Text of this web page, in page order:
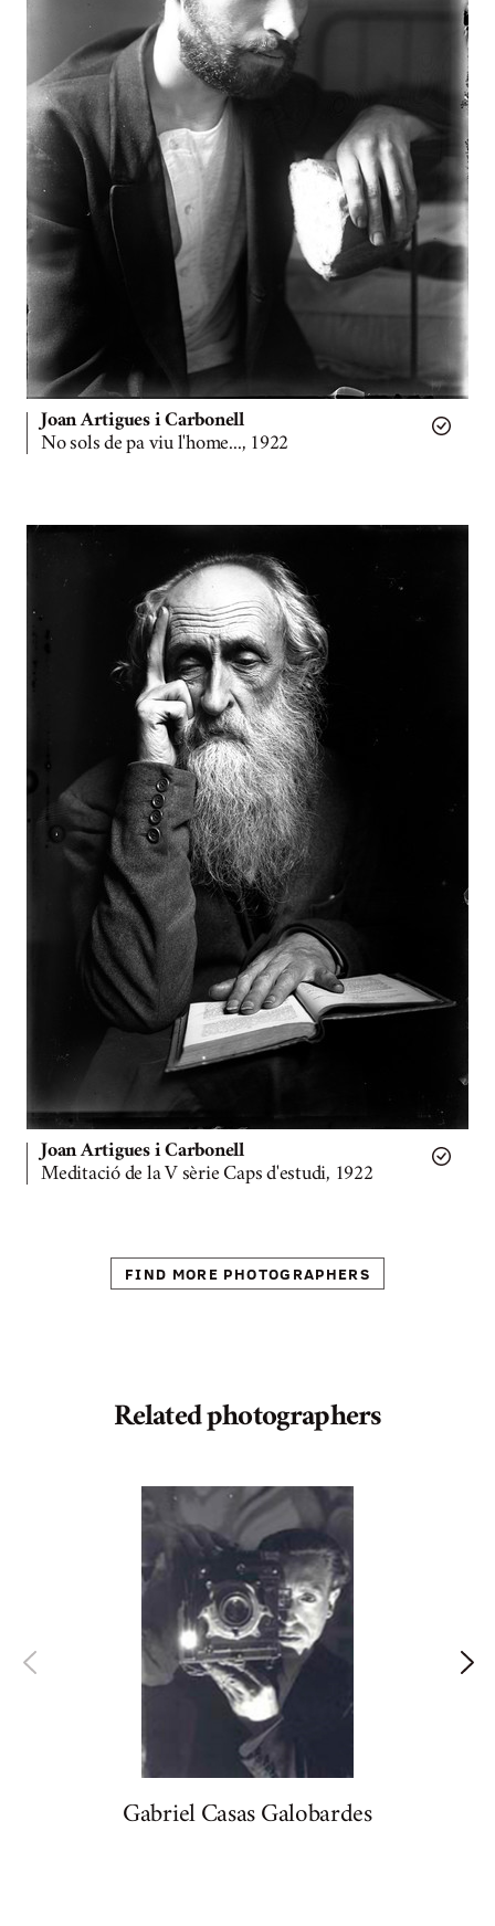
Joan Artigues i Carbonell
No sols de pa viu l'home..., 1922
Joan Artigues i Carbonell
Meditació de la V sèrie Caps d'estudi, 1922
FIND MORE PHOTOGRAPHERS
Related photographers
Gabriel Casas Galobardes